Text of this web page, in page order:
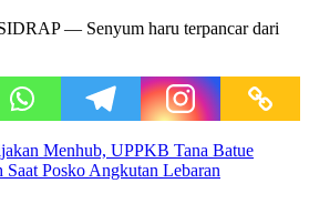
— Senyum haru terpancar dari
Menhub, UPPKB Tana Batue
Posko Angkutan Lebaran